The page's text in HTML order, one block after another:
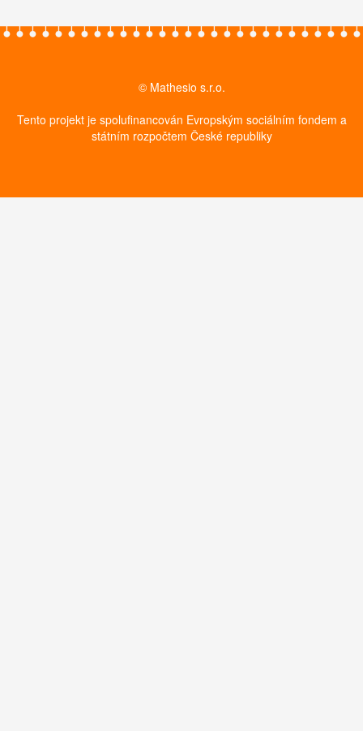
© Mathesio s.r.o.
Tento projekt je spolufinancován Evropským sociálním fondem a
státním rozpočtem České republiky